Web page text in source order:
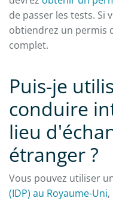
de passer les tests. Si
obtiendrez un permis
complet.
Puis-je
conduire
lieu
étranger ?
Vous pouvez utiliser
(IDP) au Royaume-Uni